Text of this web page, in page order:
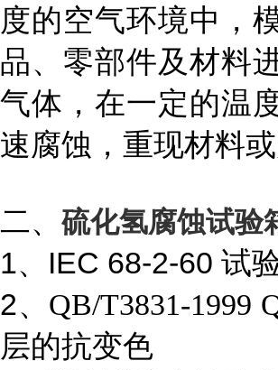
度的空气环境中 ，
品、零部件及材料
气体，在一定的温
速腐蚀，重现材料
二、 硫化氢腐蚀试验
1、IEC 68-2-60 试
2、 QB/T3831-1999
层的抗变色